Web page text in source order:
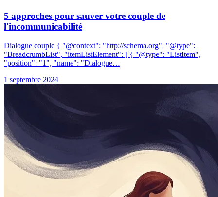
5 approches pour sauver votre couple de
l'incommunicabilité
Dialogue couple { "@context": "http://schema.org", "@type":
"BreadcrumbList", "itemListElement": [ { "@type": "ListItem",
"position": "1", "name": "Dialogue…
1 septembre 2024